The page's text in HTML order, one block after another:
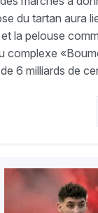
du tartan aura
la pelouse
complexe
6 milliards de